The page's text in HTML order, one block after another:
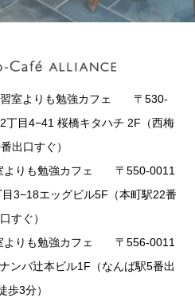
習室よりも勉強カフェ 〒530-
丁目4−41 桜橋キタハチ 2F（西梅
出口すぐ）
よりも勉強カフェ 〒550-0011
3−18エッグビル5F（本町駅22番
すぐ）
よりも勉強カフェ 〒556-0011
ンバ辻本ビル1F（なんば駅5番出
歩3分）